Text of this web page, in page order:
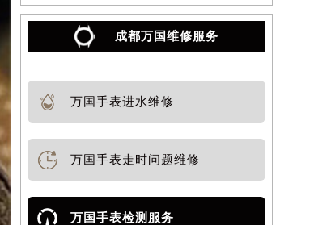
成都万国维修服务
万国手表进水维修
万国手表走时问题维修
万国手表检测服务